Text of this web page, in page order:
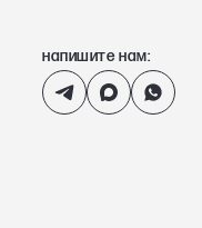
напишите нам: